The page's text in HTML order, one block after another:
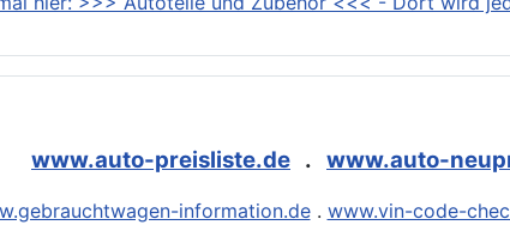
www.auto-preisliste.de . www.auto-
information.de. www.vin-code-